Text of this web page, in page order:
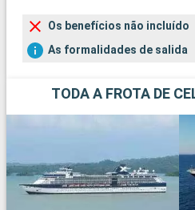
Os benefícios não incluído
As formalidades de salida
TODA A FROTA DE